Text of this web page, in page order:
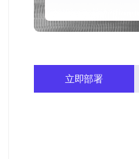
立即部署